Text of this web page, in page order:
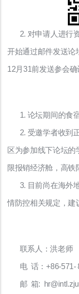
2. 对申请人进行资
开始通过邮件发送论
12月31前发送参会确
1. 论坛期间的食宿
2. 受邀学者收到正
区为参加线下论坛
限报销经济舱，高铁
3. 目前尚在海外地
情防控相关规定，建
联系人：洪老师
电 话：+86-571-
邮 箱: